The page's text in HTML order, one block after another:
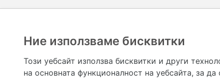
предназначена да служи само и единствено за
допълване на данните и за коригиране на
Ние използваме бисквитки
Този уебсайт използва бисквитки и други
на основната функционалност на уебсайта, за да